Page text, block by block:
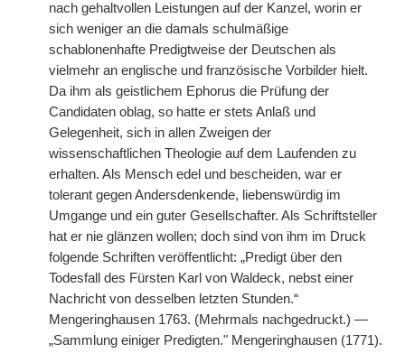
nach gehaltvollen Leistungen auf der Kanzel, worin er
sich weniger an die damals schulmäßige
schablonenhafte Predigtweise der Deutschen als
vielmehr an englische und französische Vorbilder hielt.
Da ihm als geistlichem Ephorus die Prüfung der
Candidaten oblag, so hatte er stets Anlaß und
Gelegenheit, sich in allen Zweigen der
wissenschaftlichen Theologie auf dem Laufenden zu
erhalten. Als Mensch edel und bescheiden, war er
tolerant gegen Andersdenkende, liebenswürdig im
Umgange und ein guter Gesellschafter. Als Schriftsteller
hat er nie glänzen wollen; doch sind von ihm im Druck
folgende Schriften veröffentlicht: „Predigt über den
Todesfall des Fürsten Karl von Waldeck, nebst einer
Nachricht von desselben letzten Stunden.“
Mengeringhausen 1763. (Mehrmals nachgedruckt.) —
„Sammlung einiger Predigten." Mengeringhausen (1771).